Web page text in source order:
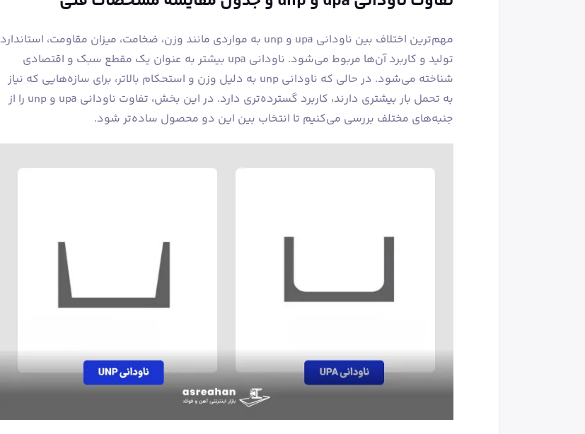
مهم‌ترین اختلاف بین ناودانی upa و unp به مواردی مانند وزن، ضخامت، میزان مقاومت، استاندارد
تولید و کاربرد آن‌ها مربوط می‌شود. ناودانی upa بیشتر به عنوان یک مقطع سبک و اقتصادی
شناخته می‌شود. در حالی که ناودانی unp به دلیل وزن و استحکام بالاتر، برای سازه‌هایی که نیاز
به تحمل بار بیشتری دارند، کاربرد گسترده‌تری دارد. در این بخش، تفاوت ناودانی upa و unp را از
جنبه‌های مختلف بررسی می‌کنیم تا انتخاب بین این دو محصول ساده‌تر شود.